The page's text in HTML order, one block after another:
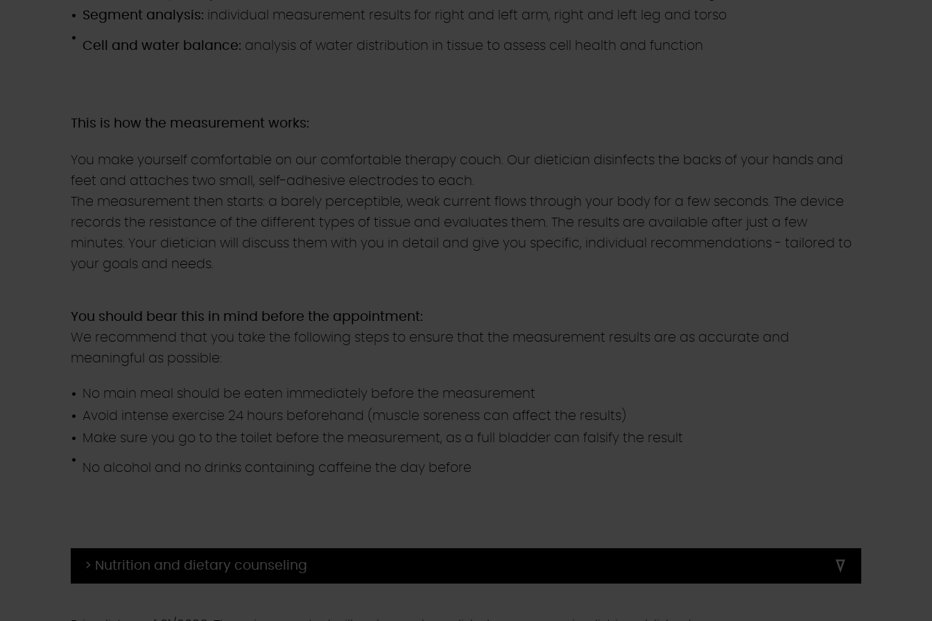
Segment analysis: individual measurement results for right and left arm, right and left leg and torso
Cell and water balance: analysis of water distribution in tissue to assess cell health and function
This is how the measurement works:
You make yourself comfortable on our comfortable therapy couch. Our dietician disinfects the backs of your hands and
feet and attaches two small, self-adhesive electrodes to each.
The measurement then starts: a barely perceptible, weak current flows through your body for a few seconds. The device
records the resistance of the different types of tissue and evaluates them. The results are available after just a few
minutes. Your dietician will discuss them with you in detail and give you specific, individual recommendations - tailored to
your goals and needs.
You should bear this in mind before the appointment:
We recommend that you take the following steps to ensure that the measurement results are as accurate and
meaningful as possible:
No main meal should be eaten immediately before the measurement
Avoid intense exercise 24 hours beforehand (muscle soreness can affect the results)
Make sure you go to the toilet before the measurement, as a full bladder can falsify the result
No alcohol and no drinks containing caffeine the day before
> Nutrition and dietary counseling